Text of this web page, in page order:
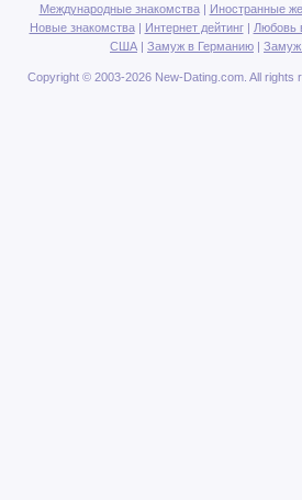
Международные знакомства| Иностранные
Новые знакомства| Интернет дейтинг| Любовь
США | Замуж в Германию | Замуж
Copyright © 2003-2026 New-Dating.com. All rights